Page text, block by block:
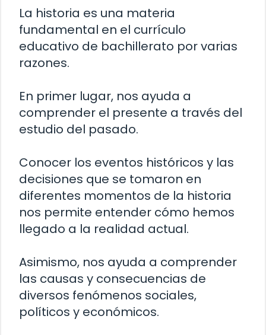
La historia es una materia
fundamental en el currículo
educativo de bachillerato por varias
razones.
En primer lugar, nos ayuda a
comprender el presente a través del
estudio del pasado.
Conocer los eventos históricos y las
decisiones que se tomaron en
diferentes momentos de la historia
nos permite entender cómo hemos
llegado a la realidad actual.
Asimismo, nos ayuda a comprender
las causas y consecuencias de
diversos fenómenos sociales,
políticos y económicos.